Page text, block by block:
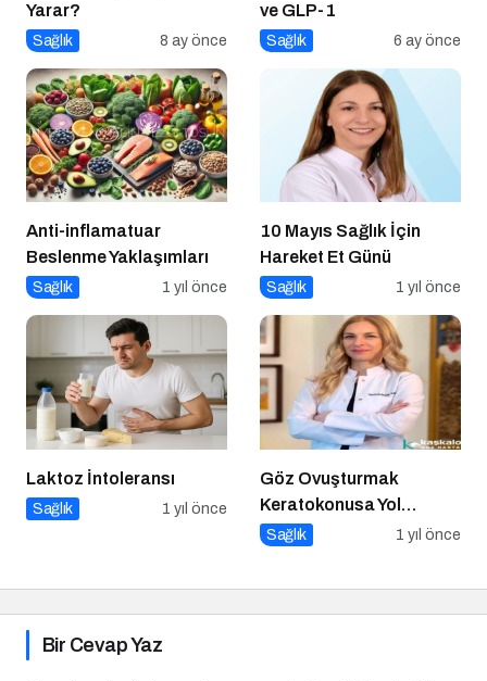
Yarar?
Sağlık 8 ay önce
ve GLP-1
Sağlık 6 ay önce
Anti-inflamatuar
Beslenme Yaklaşımları
Sağlık 1 yıl önce
10 Mayıs Sağlık İçin
Hareket Et Günü
Sağlık 1 yıl önce
Laktoz İntoleransı
Sağlık 1 yıl önce
Göz Ovuşturmak
Keratokonusa Yol
Açabilir
Sağlık 1 yıl önce
Bir Cevap Yaz